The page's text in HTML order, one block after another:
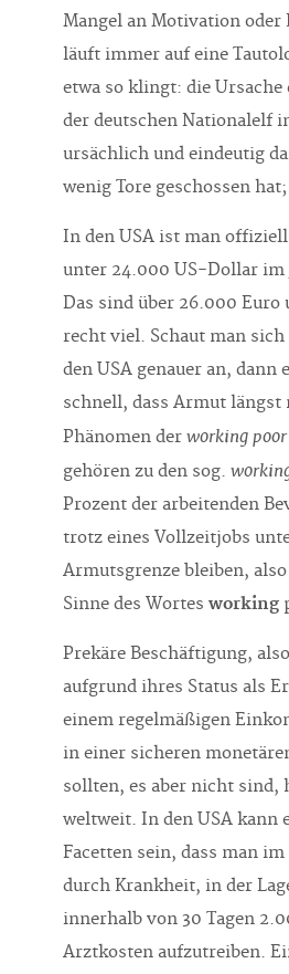
Mangel an Motivation oder
läuft immer auf eine
etwa so klingt: die Ursache
der deutschen Nationalelf
ursächlich und eindeutig
wenig Tore geschossen
In den USA ist man
unter 24.000 US-Dollar im
Das sind über 26.000 Euro
recht viel. Schaut man
den USA genauer an, dann
schnell, dass Armut
Phänomen derworking poor
gehören zu den sog.
Prozent der arbeitenden
trotz eines Vollzeitjobs
Armutsgrenze bleiben,
Sinne des Wortesworking
Prekäre Beschäftigung,
aufgrund ihres Status als
einem regelmäßigen
in einer sicheren
sollten, es aber nicht sind,
weltweit. In den USA kann
Facetten sein, dass man
durch Krankheit, in der
innerhalb von 30 Tagen
Arztkosten aufzutreiben.